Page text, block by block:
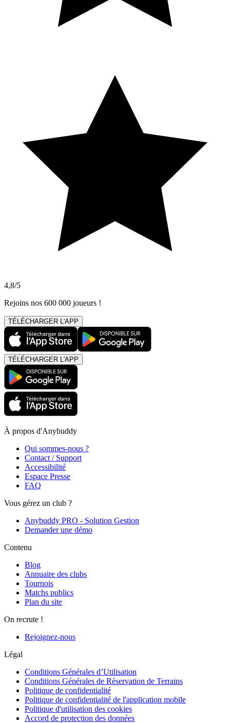
4,8/5
Rejoins nos 600 000 joueurs !
TÉLÉCHARGER L'APP
TÉLÉCHARGER L'APP
À propos d'Anybuddy
Qui sommes-nous ?
Contact / Support
Accessibilité
Espace Presse
FAQ
Vous gérez un club ?
Anybuddy PRO - Solution Gestion
Demander une démo
Contenu
Blog
Annuaire des clubs
Tournois
Matchs publics
Plan du site
On recrute !
Rejoignez-nous
Légal
Conditions Générales d’Utilisation
Conditions Générales de Réservation de Terrains
Politique de confidentialité
Politique de confidentialité de l'application mobile
Politique d'utilisation des cookies
Accord de protection des données